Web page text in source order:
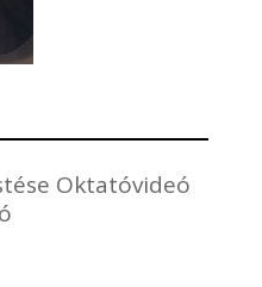
Oktatóvideó